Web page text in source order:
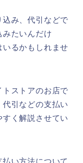
み、代引などで
たいんだけ
るかもしれませ
ストアのお店で
引などの支払い
く解説させてい